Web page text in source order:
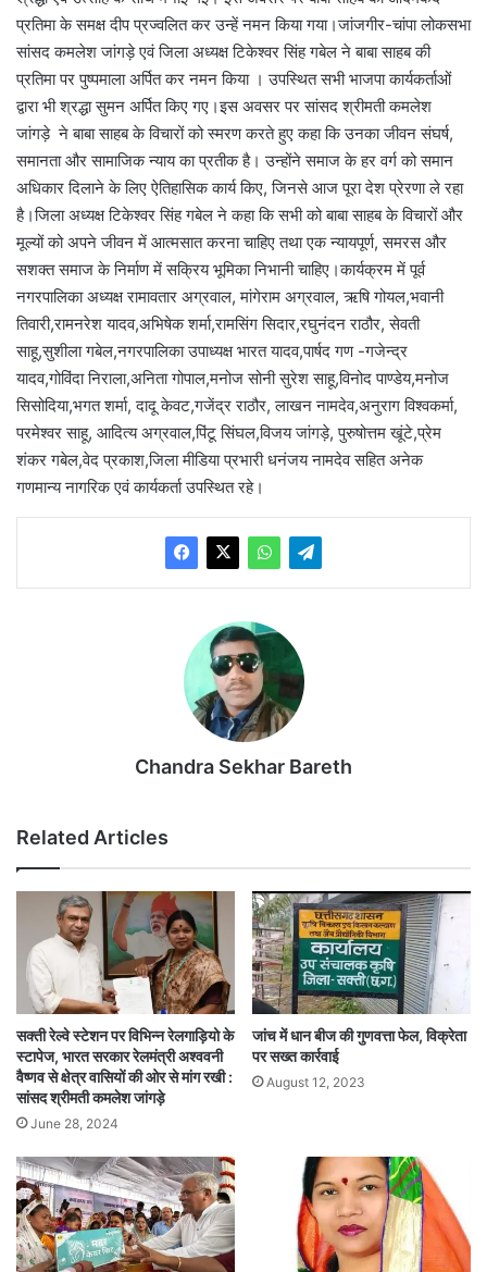
प्रतिमा के समक्ष दीप प्रज्वलित कर उन्हें नमन किया गया।जांजगीर-चांपा लोकसभा
सांसद कमलेश जांगड़े एवं जिला अध्यक्ष टिकेश्वर सिंह गबेल ने बाबा साहब की
प्रतिमा पर पुष्पमाला अर्पित कर नमन किया । उपस्थित सभी भाजपा कार्यकर्ताओं
द्वारा भी श्रद्धा सुमन अर्पित किए गए।इस अवसर पर सांसद श्रीमती कमलेश
जांगड़े ने बाबा साहब के विचारों को स्मरण करते हुए कहा कि उनका जीवन संघर्ष,
समानता और सामाजिक न्याय का प्रतीक है। उन्होंने समाज के हर वर्ग को समान
अधिकार दिलाने के लिए ऐतिहासिक कार्य किए, जिनसे आज पूरा देश प्रेरणा ले रहा
है।जिला अध्यक्ष टिकेश्वर सिंह गबेल ने कहा कि सभी को बाबा साहब के विचारों और
मूल्यों को अपने जीवन में आत्मसात करना चाहिए तथा एक न्यायपूर्ण, समरस और
सशक्त समाज के निर्माण में सक्रिय भूमिका निभानी चाहिए।कार्यक्रम में पूर्व
नगरपालिका अध्यक्ष रामावतार अग्रवाल, मांगेराम अग्रवाल, ऋषि गोयल,भवानी
तिवारी,रामनरेश यादव,अभिषेक शर्मा,रामसिंग सिदार,रघुनंदन राठौर, सेवती
साहू,सुशीला गबेल,नगरपालिका उपाध्यक्ष भारत यादव,पार्षद गण -गजेन्द्र
यादव,गोविंदा निराला,अनिता गोपाल,मनोज सोनी सुरेश साहू,विनोद पाण्डेय,मनोज
सिसोदिया,भगत शर्मा, दादू केवट,गजेंद्र राठौर, लाखन नामदेव,अनुराग विश्वकर्मा,
परमेश्वर साहू, आदित्य अग्रवाल,पिंटू सिंघल,विजय जांगड़े, पुरुषोत्तम खूंटे,प्रेम
शंकर गबेल,वेद प्रकाश,जिला मीडिया प्रभारी धनंजय नामदेव सहित अनेक
गणमान्य नागरिक एवं कार्यकर्ता उपस्थित रहे।
Chandra Sekhar Bareth
Related Articles
सक्ती रेल्वे स्टेशन पर विभिन्न रेलगाड़ियो के
स्टापेज, भारत सरकार रेलमंत्री अश्ववनी
वैष्णव से क्षेत्र वासियों की ओर से मांग रखी :
सांसद श्रीमती कमलेश जांगड़े
June 28, 2024
जांच में धान बीज की गुणवत्ता फेल, विक्रेता
पर सख्त कार्रवाई
August 12, 2023